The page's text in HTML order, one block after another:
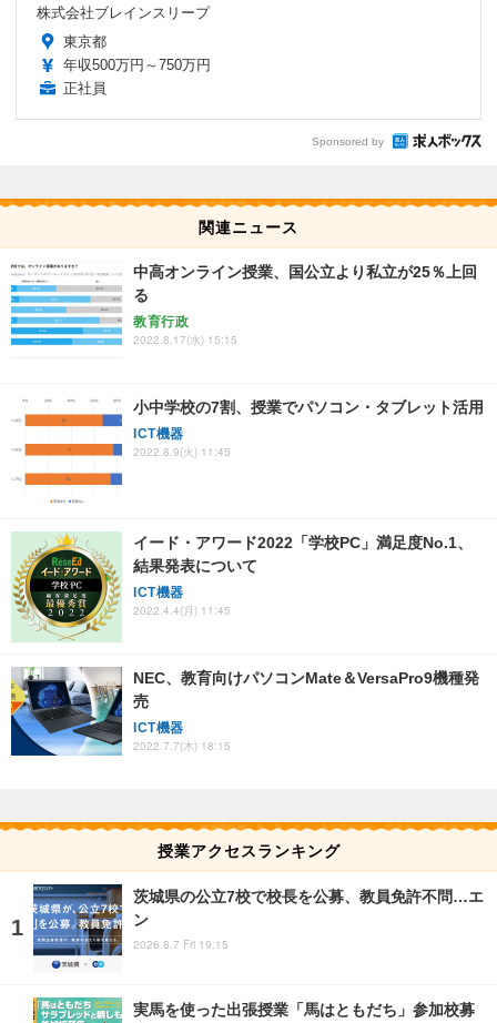
株式会社ブレインスリープ
東京都
年収500万円～750万円
正社員
Sponsored by
関連ニュース
中高オンライン授業、国公立より私立が25％上回
る
教育行政
2022.8.17(水) 15:15
小中学校の7割、授業でパソコン・タブレット活用
ICT機器
2022.8.9(火) 11:45
イード・アワード2022「学校PC」満足度No.1、
結果発表について
ICT機器
2022.4.4(月) 11:45
NEC、教育向けパソコンMate＆VersaPro9機種発
売
ICT機器
2022.7.7(木) 18:15
授業アクセスランキング
茨城県の公立7校で校長を公募、教員免許不問…エ
ン
2026.8.7 Fri 19:15
実馬を使った出張授業「馬はともだち」参加校募